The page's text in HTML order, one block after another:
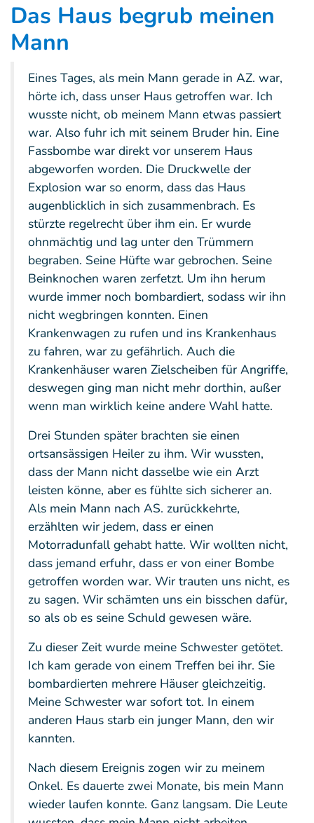
Das Haus begrub meinen
Mann
Eines Tages, als mein Mann gerade in AZ. war,
hörte ich, dass unser Haus getroffen war. Ich
wusste nicht, ob meinem Mann etwas passiert
war. Also fuhr ich mit seinem Bruder hin. Eine
Fassbombe war direkt vor unserem Haus
abgeworfen worden. Die Druckwelle der
Explosion war so enorm, dass das Haus
augenblicklich in sich zusammenbrach. Es
stürzte regelrecht über ihm ein. Er wurde
ohnmächtig und lag unter den Trümmern
begraben. Seine Hüfte war gebrochen. Seine
Beinknochen waren zerfetzt. Um ihn herum
wurde immer noch bombardiert, sodass wir ihn
nicht wegbringen konnten. Einen
Krankenwagen zu rufen und ins Krankenhaus
zu fahren, war zu gefährlich. Auch die
Krankenhäuser waren Zielscheiben für Angriffe,
deswegen ging man nicht mehr dorthin, außer
wenn man wirklich keine andere Wahl hatte.
Drei Stunden später brachten sie einen
ortsansässigen Heiler zu ihm. Wir wussten,
dass der Mann nicht dasselbe wie ein Arzt
leisten könne, aber es fühlte sich sicherer an.
Als mein Mann nach AS. zurückkehrte,
erzählten wir jedem, dass er einen
Motorradunfall gehabt hatte. Wir wollten nicht,
dass jemand erfuhr, dass er von einer Bombe
getroffen worden war. Wir trauten uns nicht, es
zu sagen. Wir schämten uns ein bisschen dafür,
so als ob es seine Schuld gewesen wäre.
Zu dieser Zeit wurde meine Schwester getötet.
Ich kam gerade von einem Treffen bei ihr. Sie
bombardierten mehrere Häuser gleichzeitig.
Meine Schwester war sofort tot. In einem
anderen Haus starb ein junger Mann, den wir
kannten.
Nach diesem Ereignis zogen wir zu meinem
Onkel. Es dauerte zwei Monate, bis mein Mann
wieder laufen konnte. Ganz langsam. Die Leute